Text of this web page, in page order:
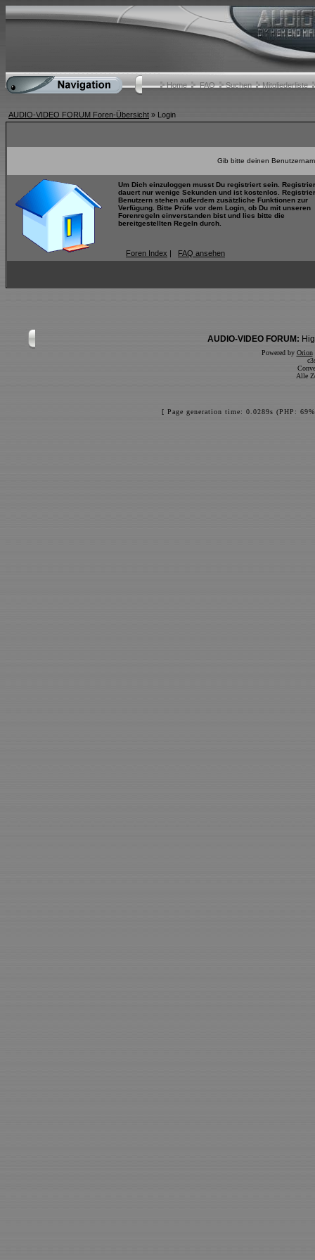
Home FAQ Suchen Mitgliederliste
AUDIO-VIDEO FORUM Foren-Übersicht » Login
Gib bitte deinen
Um Dich einzuloggen musst Du registriert sein.
dauert nur wenige Sekunden und ist kostenlos.
Benutzern stehen außerdem zusätzliche Funktionen zur
Verfügung. Bitte Prüfe vor dem Login, ob Du mit unseren
Forenregeln einverstanden bist und lies bitte die
bereitgestellten Regeln durch.
Foren Index | FAQ ansehen
AUDIO-VIDEO FORUM:
Powered by Orion
Alle
[ Page generation time: 0.0289s (PHP: